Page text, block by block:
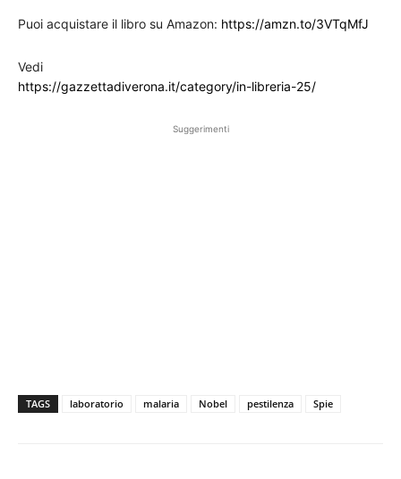
Puoi acquistare il libro su Amazon: https://amzn.to/3VTqMfJ
Vedi
https://gazzettadiverona.it/category/in-libreria-25/
Suggerimenti
TAGS laboratorio malaria Nobel pestilenza Spie